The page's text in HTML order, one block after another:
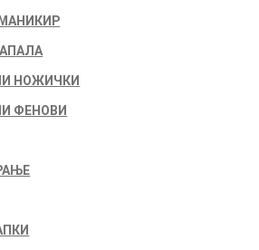
НОЖИЧКИ
ФЕНОВИ